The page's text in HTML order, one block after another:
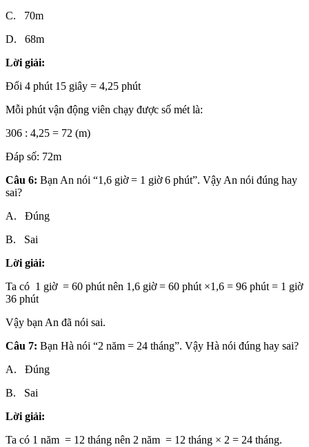
C. 70m
D. 68m
Lời giải:
Đổi 4 phút 15 giây = 4,25 phút
Mỗi phút vận động viên chạy được số mét là:
306 : 4,25 = 72 (m)
Đáp số: 72m
Câu 6: Bạn An nói “1,6 giờ = 1 giờ 6 phút”. Vậy An nói đúng hay
sai?
A. Đúng
B. Sai
Lời giải:
Ta có 1 giờ = 60 phút nên 1,6 giờ = 60 phút ×1,6 = 96 phút = 1 giờ
36 phút
Vậy bạn An đã nói sai.
Câu 7: Bạn Hà nói “2 năm = 24 tháng”. Vậy Hà nói đúng hay sai?
A. Đúng
B. Sai
Lời giải:
Ta có 1 năm = 12 tháng nên 2 năm = 12 tháng × 2 = 24 tháng.